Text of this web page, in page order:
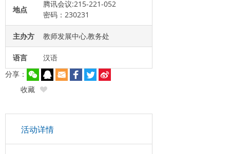
地点
腾讯会议:215-221-052
密码：230231
主办方 教师发展中心,教务处
语言
汉语
分享：
收藏
活动详情